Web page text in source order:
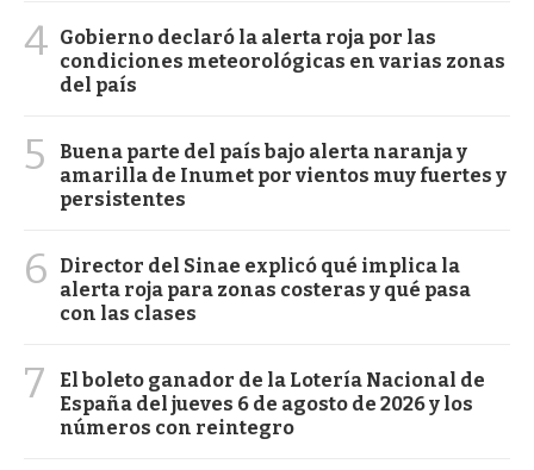
4 Gobierno declaró la alerta roja por las
condiciones meteorológicas en varias zonas
del país
5
Buena parte del país bajo alerta naranja y
amarilla de Inumet por vientos muy fuertes y
persistentes
6
Director del Sinae explicó qué implica la
alerta roja para zonas costeras y qué pasa
con las clases
7
El boleto ganador de la Lotería Nacional de
España del jueves 6 de agosto de 2026 y los
números con reintegro